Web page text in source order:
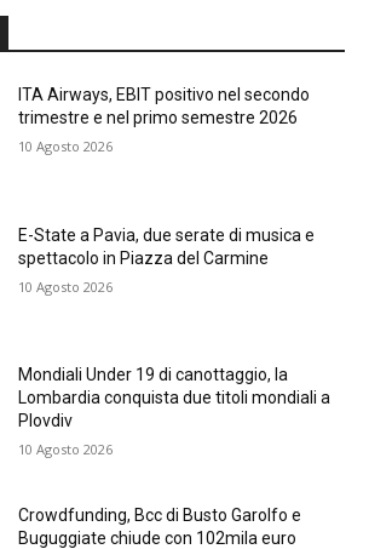
ITA Airways, EBIT positivo nel secondo
trimestre e nel primo semestre 2026
10 Agosto 2026
E-State a Pavia, due serate di musica e
spettacolo in Piazza del Carmine
10 Agosto 2026
Mondiali Under 19 di canottaggio, la
Lombardia conquista due titoli mondiali a
Plovdiv
10 Agosto 2026
Crowdfunding, Bcc di Busto Garolfo e
Buguggiate chiude con 102mila euro